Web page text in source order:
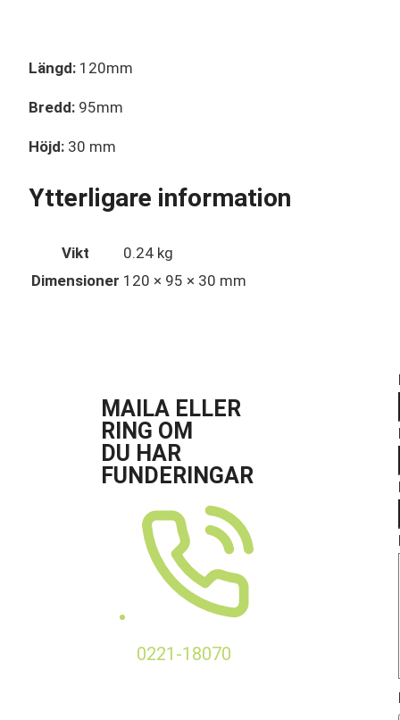
Längd: 120mm
Bredd: 95mm
Höjd: 30 mm
Ytterligare information
Vikt
0.24 kg
Dimensioner 120 × 95 × 30 mm
MAILA ELLER
RING OM
DU HAR
FUNDERINGAR
0221-18070